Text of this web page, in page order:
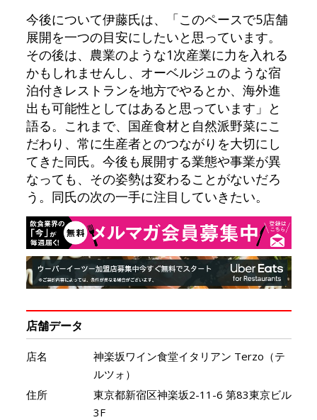
今後について伊藤氏は、「このペースで5店舗
展開を一つの目安にしたいと思っています。
その後は、農業のような1次産業に力を入れる
かもしれませんし、オーベルジュのような宿
泊付きレストランを地方でやるとか、海外進
出も可能性としてはあると思っています」と
語る。これまで、国産食材と自然派野菜にこ
だわり、常に生産者とのつながりを大切にし
てきた同氏。今後も展開する業態や事業が異
なっても、その姿勢は変わることがないだろ
う。同氏の次の一手に注目していきたい。
店舗データ
店名
神楽坂ワイン食堂イタリアン Terzo（テ
ルツォ）
住所
東京都新宿区神楽坂2-11-6 第83東京ビル
3F